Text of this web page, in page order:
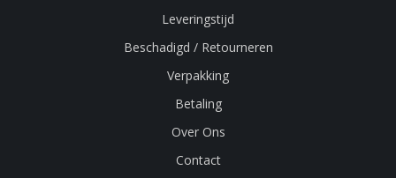
Leveringstijd
Beschadigd / Retourneren
Verpakking
Betaling
Over Ons
Contact